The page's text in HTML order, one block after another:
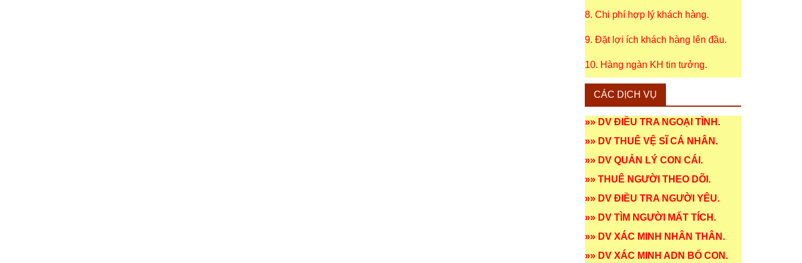
8. Chi phí hợp lý khách hàng.
9. Đặt lợi ích khách hàng lên đầu.
10. Hàng ngàn KH tin tưởng.
CÁC DỊCH VỤ
»» DV ĐIỀU TRA NGOẠI TÌNH .
»» DV THUÊ VỆ SĨ CÁ NHÂN .
»» DV QUẢN LÝ CON CÁI .
»» THUÊ NGƯỜI THEO DÕI .
»» DV ĐIỀU TRA NGƯỜI YÊU.
»» DV TÌM NGƯỜI MẤT TÍCH .
»» DV XÁC MINH NHÂN THÂN .
»» DV XÁC MINH ADN BỐ CON .